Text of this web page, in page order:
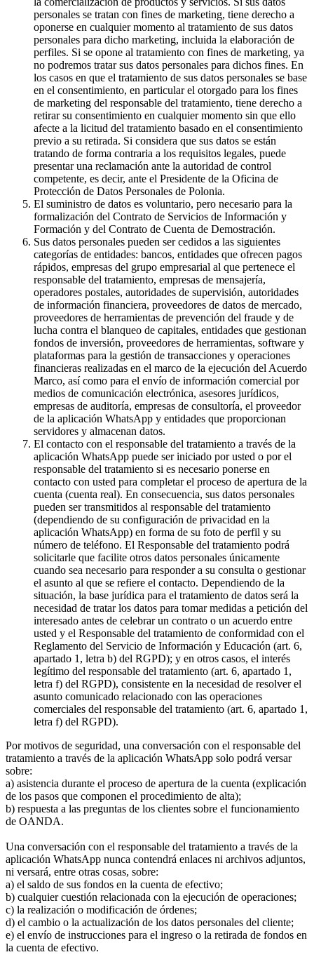
personales se tratan con fines de marketing, tiene derecho a
oponerse en cualquier momento al tratamiento de sus datos
personales para dicho marketing, incluida la elaboración de
perfiles. Si se opone al tratamiento con fines de marketing, ya
no podremos tratar sus datos personales para dichos fines. En
los casos en que el tratamiento de sus datos personales se base
en el consentimiento, en particular el otorgado para los fines
de marketing del responsable del tratamiento, tiene derecho a
retirar su consentimiento en cualquier momento sin que ello
afecte a la licitud del tratamiento basado en el consentimiento
previo a su retirada. Si considera que sus datos se están
tratando de forma contraria a los requisitos legales, puede
presentar una reclamación ante la autoridad de control
competente, es decir, ante el Presidente de la Oficina de
Protección de Datos Personales de Polonia.
El suministro de datos es voluntario, pero necesario para la
formalización del Contrato de Servicios de Información y
Formación y del Contrato de Cuenta de Demostración.
Sus datos personales pueden ser cedidos a las siguientes
categorías de entidades: bancos, entidades que ofrecen pagos
rápidos, empresas del grupo empresarial al que pertenece el
responsable del tratamiento, empresas de mensajería,
operadores postales, autoridades de supervisión, autoridades
de información financiera, proveedores de datos de mercado,
proveedores de herramientas de prevención del fraude y de
lucha contra el blanqueo de capitales, entidades que gestionan
fondos de inversión, proveedores de herramientas, software y
plataformas para la gestión de transacciones y operaciones
financieras realizadas en el marco de la ejecución del Acuerdo
Marco, así como para el envío de información comercial por
medios de comunicación electrónica, asesores jurídicos,
empresas de auditoría, empresas de consultoría, el proveedor
de la aplicación WhatsApp y entidades que proporcionan
servidores y almacenan datos.
El contacto con el responsable del tratamiento a través de la
aplicación WhatsApp puede ser iniciado por usted o por el
responsable del tratamiento si es necesario ponerse en
contacto con usted para completar el proceso de apertura de la
cuenta (cuenta real). En consecuencia, sus datos personales
pueden ser transmitidos al responsable del tratamiento
(dependiendo de su configuración de privacidad en la
aplicación WhatsApp) en forma de su foto de perfil y su
número de teléfono. El Responsable del tratamiento podrá
solicitarle que facilite otros datos personales únicamente
cuando sea necesario para responder a su consulta o gestionar
el asunto al que se refiere el contacto. Dependiendo de la
situación, la base jurídica para el tratamiento de datos será la
necesidad de tratar los datos para tomar medidas a petición del
interesado antes de celebrar un contrato o un acuerdo entre
usted y el Responsable del tratamiento de conformidad con el
Reglamento del Servicio de Información y Educación (art. 6,
apartado 1, letra b) del RGPD); y en otros casos, el interés
legítimo del responsable del tratamiento (art. 6, apartado 1,
letra f) del RGPD), consistente en la necesidad de resolver el
asunto comunicado relacionado con las operaciones
comerciales del responsable del tratamiento (art. 6, apartado 1,
letra f) del RGPD).
Por motivos de seguridad, una conversación con el responsable del
tratamiento a través de la aplicación WhatsApp solo podrá versar
sobre:
a) asistencia durante el proceso de apertura de la cuenta (explicación
de los pasos que componen el procedimiento de alta);
b) respuesta a las preguntas de los clientes sobre el funcionamiento
de OANDA.
Una conversación con el responsable del tratamiento a través de la
aplicación WhatsApp nunca contendrá enlaces ni archivos adjuntos,
ni versará, entre otras cosas, sobre:
a) el saldo de sus fondos en la cuenta de efectivo;
b) cualquier cuestión relacionada con la ejecución de operaciones;
c) la realización o modificación de órdenes;
d) el cambio o la actualización de los datos personales del cliente;
e) el envío de instrucciones para el ingreso o la retirada de fondos en
la cuenta de efectivo.